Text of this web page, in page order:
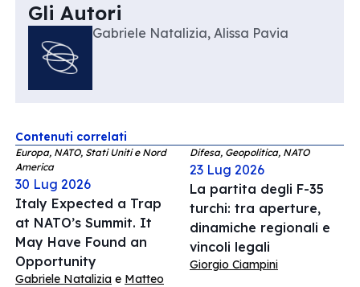
Gli Autori
Gabriele Natalizia, Alissa Pavia
Contenuti correlati
Europa, NATO, Stati Uniti e Nord
America
30 Lug 2026
Italy Expected a Trap
at NATO’s Summit. It
May Have Found an
Opportunity
Gabriele Natalizia e Matteo
Difesa, Geopolitica, NATO
23 Lug 2026
La partita degli F-35
turchi: tra aperture,
dinamiche regionali e
vincoli legali
Giorgio Ciampini